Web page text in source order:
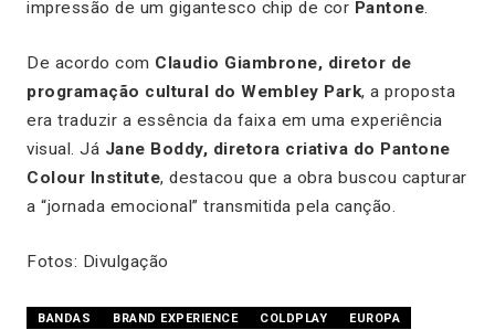
impressão de um gigantesco chip de cor Pantone.
De acordo com Claudio Giambrone, diretor de
programação cultural do Wembley Park, a proposta
era traduzir a essência da faixa em uma experiência
visual. Já Jane Boddy, diretora criativa do Pantone
Colour Institute, destacou que a obra buscou capturar
a “jornada emocional” transmitida pela canção.
Fotos: Divulgação
BANDAS BRAND EXPERIENCE COLDPLAY
EUROPA